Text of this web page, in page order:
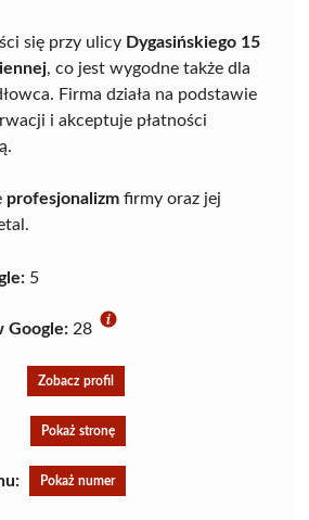
się przy ulicy Dygasińskiego 15
, co jest wygodne także dla
Firma działa na podstawie
i akceptuje płatności
profesjonalizm firmy oraz jej
5
Google: 28
Zobacz profil
Pokaż stronę
Pokaż numer